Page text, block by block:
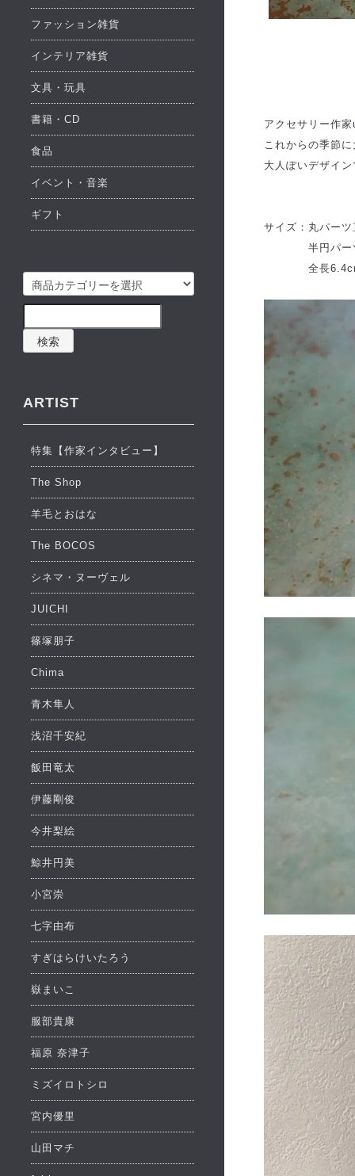
アクセサリー作
これからの季節
大人ぽいデザイ
サイズ：丸パー
半円パーツ
全長
ファッション雑貨
インテリア雑貨
文具・玩具
書籍・CD
食品
イベント・音楽
ギフト
検索
ARTIST
特集【作家インタビュー】
The Shop
羊毛とおはな
The BOCOS
シネマ・ヌーヴェル
JUICHI
篠塚朋子
Chima
青木隼人
浅沼千安紀
飯田竜太
伊藤剛俊
今井梨絵
鯨井円美
小宮崇
七字由布
すぎはらけいたろう
嶽まいこ
服部貴康
福原 奈津子
ミズイロトシロ
宮内優里
山田マチ